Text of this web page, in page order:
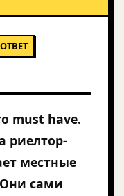
must have.
риелтор-
местные
сами